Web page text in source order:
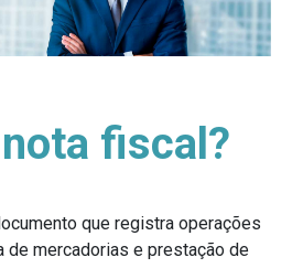
fiscal?
que registra operações
de mercadorias e prestação de